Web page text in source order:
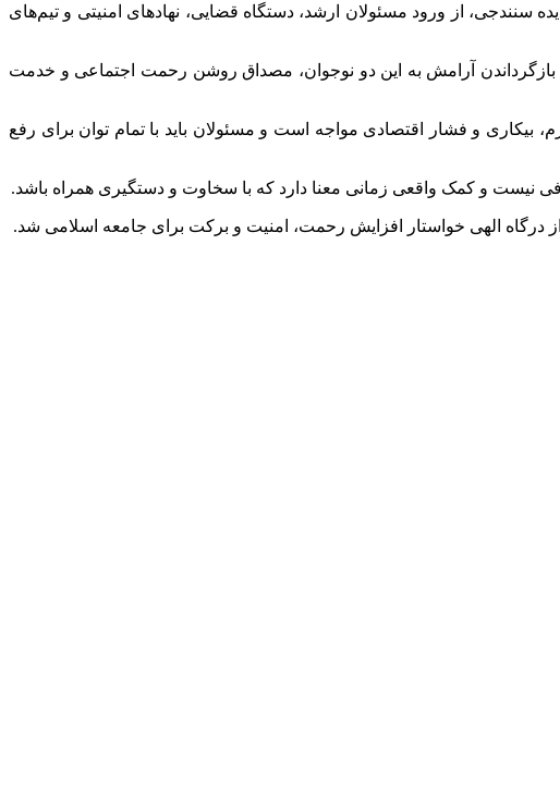
سنندجی، از ورود مسئولان ارشد، دستگاه قضایی، نهادهای امنیتی و تیم‌های
بازگرداندن آرامش به این دو نوجوان، مصداق روشن رحمت اجتماعی و خدمت
و فشار اقتصادی مواجه است و مسئولان باید با تمام توان برای رفع
نیست و کمک واقعی زمانی معنا دارد که با سخاوت و دستگیری همراه باشد.
درگاه الهی خواستار افزایش رحمت، امنیت و برکت برای جامعه اسلامی شد.